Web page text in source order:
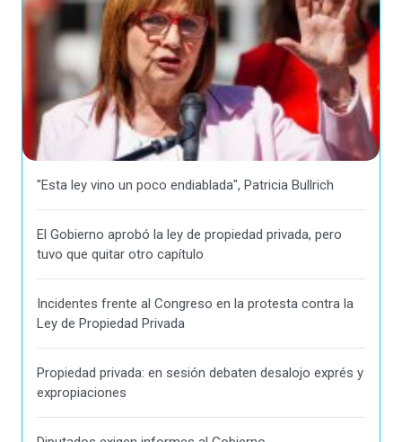
"Esta ley vino un poco endiablada", Patricia Bullrich
El Gobierno aprobó la ley de propiedad privada, pero
tuvo que quitar otro capítulo
Incidentes frente al Congreso en la protesta contra la
Ley de Propiedad Privada
Propiedad privada: en sesión debaten desalojo exprés y
expropiaciones